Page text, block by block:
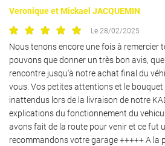
Accueil
L’atelier
d’occasions
neufs
Avis
Veronique et Mickael JACQUEMIN
Le 28/02/2025
Nous tenons encore une fois à remercier
pouvons que donner un très bon avis,
rencontre jusqu'à notre achat final du
vous. Vos petites attentions et le
inattendus lors de la livraison de notre
explications du fonctionnement du
avons fait de la route pour venir et ce fut
recommandons votre garage +++++ A la